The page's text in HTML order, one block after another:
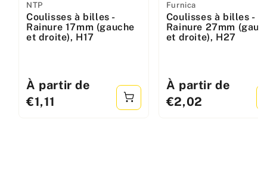
Fabricant
:
NTP
Coulisses à billes -
Rainure 17mm (gauche
et droite), H17
Prix
standard
À partir de
€1,11
Fabricant
:
Furnica
Coulisses à billes -
Rainure 27mm
et droite), H27
Prix
standard
À partir de
€2,02